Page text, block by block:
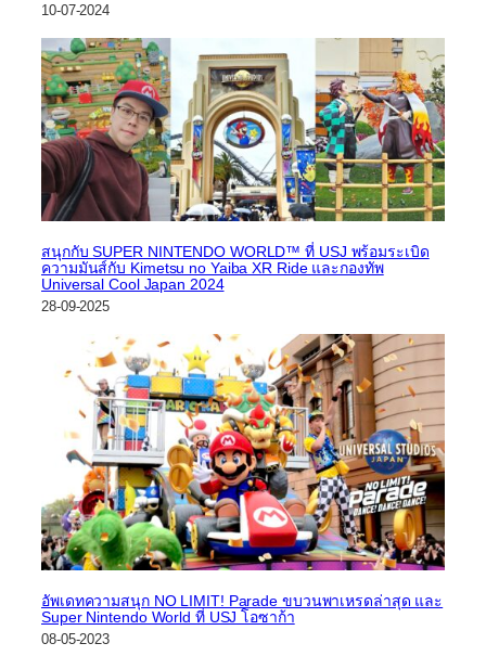
10-07-2024
สนุกกับ SUPER NINTENDO WORLD™ ที่ USJ พร้อมระเบิด
ความมันส์กับ Kimetsu no Yaiba XR Ride และกองทัพ
Universal Cool Japan 2024
28-09-2025
อัพเดทความสนุก NO LIMIT! Parade ขบวนพาเหรดล่าสุด และ
Super Nintendo World ที่ USJ โอซาก้า
08-05-2023